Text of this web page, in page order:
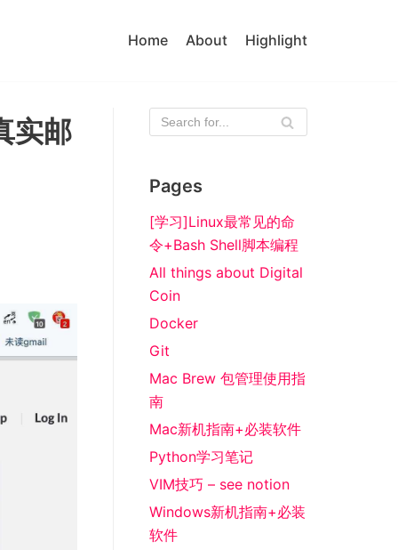
Home About Highlight
实邮
Pages
[学习]Linux最常见的命
令+Bash Shell脚本编程
All things about Digital
Coin
Docker
Git
Mac Brew 包管理使用指
南
Mac新机指南+必装软件
Python学习笔记
VIM技巧 – see notion
Windows新机指南+必装
软件